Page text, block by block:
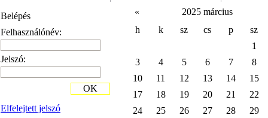
Belépés
Felhasználónév:
Jelszó:
Elfelejtett jelszó
OK
«
2025 március
h
k sz cs p
sz
1
3
4 5 6 7
8
10
11 12 13 14
15
17
18 19 20 21
22
24
25 26 27 28
29